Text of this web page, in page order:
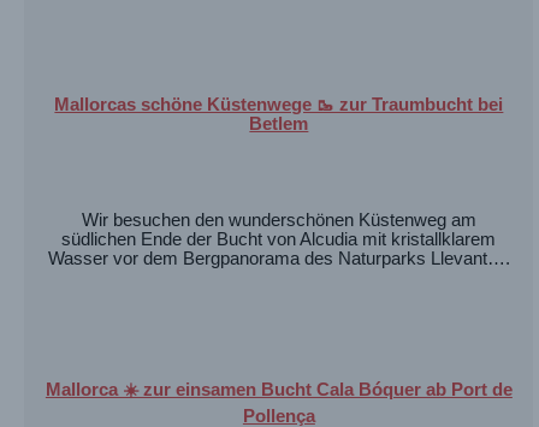
Mallorcas schöne Küstenwege 🥾 zur Traumbucht bei
Betlem
Wir besuchen den wunderschönen Küstenweg am
südlichen Ende der Bucht von Alcudia mit kristallklarem
Wasser vor dem Bergpanorama des Naturparks Llevant….
Mallorca ☀️ zur einsamen Bucht Cala Bóquer ab Port de
Pollença